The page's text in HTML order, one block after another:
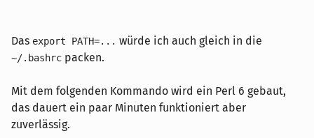
Das export PATH=... würde ich auch gleich in die
~/.bashrc packen.
Mit dem folgenden Kommando wird ein Perl 6 gebaut,
das dauert ein paar Minuten funktioniert aber
zuverlässig.